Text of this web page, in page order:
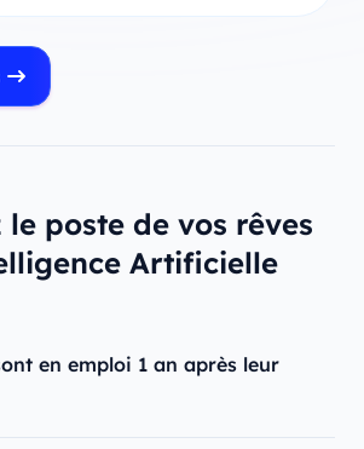
le poste de vos rêves
Artificielle
en emploi 1 an après leur